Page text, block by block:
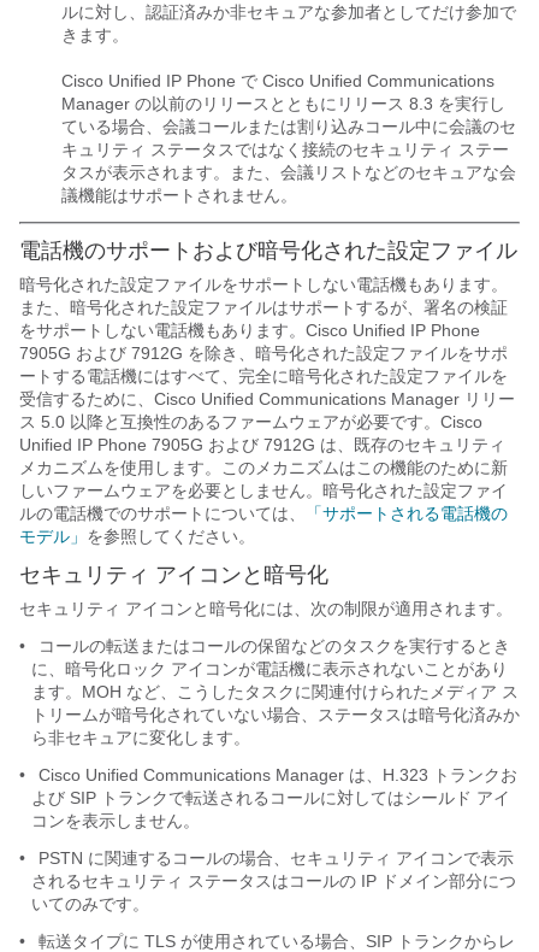
ルに対し、認証済みか非セキュアな参加者としてだけ参加で
きます。
Cisco Unified IP Phone で Cisco Unified Communications
Manager の以前のリリースとともにリリース 8.3 を実行し
ている場合、会議コールまたは割り込みコール中に会議のセ
キュリティ ステータスではなく接続のセキュリティ ステー
タスが表示されます。また、会議リストなどのセキュアな会
議機能はサポートされません。
電話機のサポートおよび暗号化された設定ファイル
暗号化された設定ファイルをサポートしない電話機もあります。
また、暗号化された設定ファイルはサポートするが、署名の検証
をサポートしない電話機もあります。Cisco Unified IP Phone
7905G および 7912G を除き、暗号化された設定ファイルをサポ
ートする電話機にはすべて、完全に暗号化された設定ファイルを
受信するために、Cisco Unified Communications Manager リリー
ス 5.0 以降と互換性のあるファームウェアが必要です。Cisco
Unified IP Phone 7905G および 7912G は、既存のセキュリティ
メカニズムを使用します。このメカニズムはこの機能のために新
しいファームウェアを必要としません。暗号化された設定ファイ
ルの電話機でのサポートについては、
「サポートされる電話機の
モデル」 を参照してください。
セキュリティ アイコンと暗号化
セキュリティ アイコンと暗号化には、次の制限が適用されます。
•
コールの転送またはコールの保留などのタスクを実行するとき
に、暗号化ロック アイコンが電話機に表示されないことがあり
ます。MOH など、こうしたタスクに関連付けられたメディア ス
トリームが暗号化されていない場合、ステータスは暗号化済みか
ら非セキュアに変化します。
•
Cisco Unified Communications Manager は、H.323 トランクお
よび SIP トランクで転送されるコールに対してはシールド アイ
コンを表示しません。
•
PSTN に関連するコールの場合、セキュリティ アイコンで表示
されるセキュリティ ステータスはコールの IP ドメイン部分につ
いてのみです。
•
転送タイプに TLS が使用されている場合、SIP トランクからレ